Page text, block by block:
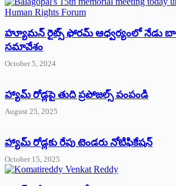
హ్యూమన్‌ రైట్స్‌ ఫోరమ్‌ ఆధ్వర్యంలో నేడు
సమావేశం
October 5, 2024
హ్యామ్‌ రోడ్లపై తుది ప్రపోజల్స్‌ పంపండి
August 25, 2025
హ్యామ్‌ రోడ్లకు రేపు టెండరు నోటిఫికేషన్‌
October 15, 2025